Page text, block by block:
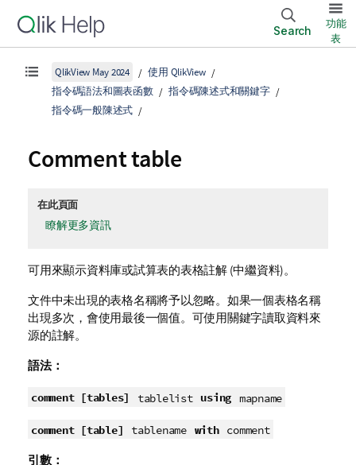
Search
功能
表
QlikView May 2024
使用 QlikView
指令碼語法和圖表函數
指令碼陳述式和關鍵字
指令碼一般陳述式
Comment table
在此頁面
瞭解更多資訊
可用來顯示資料庫或試算表的表格註解 (中繼資料)。
文件中未出現的表格名稱將予以忽略。如果一個表格名稱
出現多次，會使用最後一個值。可使用關鍵字讀取資料來
源的註解。
語法：
comment [tables] tablelist using mapname
comment [table] tablename with comment
引數：